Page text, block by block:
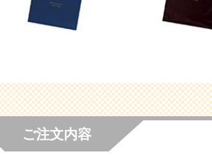
ご注文内容